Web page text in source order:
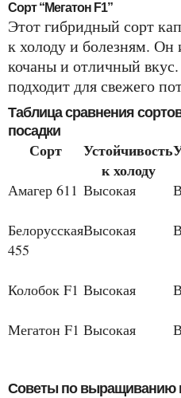
Сорт “Мегатон F1”
Этот гибридный сорт капусты также устойчив
к холоду и болезням.
кочаны и отличный
подходит для свежего
Таблица сравнения сортов капусты для поздней
посадки
Сорт
Устойчивость
к холоду
Устойчивость
Амагер 611 Высокая
Белорусская
455
Высокая
Колобок F1 Высокая
Мегатон F1 Высокая
Советы по выращиванию капусты для поздней